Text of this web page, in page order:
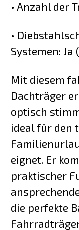
• Anzahl der
•
Systemen:
Mit diesem
Dachträger
optisch
ideal für den
eignet. Er
praktischer
die perfekte